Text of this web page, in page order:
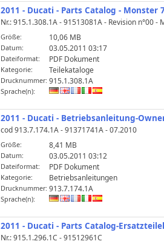
2011 - Ducati - Parts Catalog - Monster
Nr.: 915.1.308.1A - 91513081A - Revision n°00 -
Größe: 10,06 MB
Datum: 03.05.2011 03:17
Dateiformat: PDF Dokument
Kategorie: Teilekataloge
Drucknummer: 915.1.308.1A
Sprache(n):
2011 - Ducati - Betriebsanleitung-
cod 913.7.174.1A - 91371741A - 07.2010
Größe: 8,41 MB
Datum: 03.05.2011 03:12
Dateiformat: PDF Dokument
Kategorie: Betriebsanleitungen
Drucknummer: 913.7.174.1A
Sprache(n):
2011 - Ducati - Parts Catalog-
Nr.: 915.1.296.1C - 91512961C